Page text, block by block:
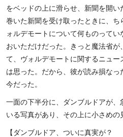
をベッドの上に滑らせ、新聞を開
巻いた新聞を受け取ったときに、
ォルデモートについて何ものって
おいただけだった。きっと魔法省
て、ヴォルデモートに関するニュ
は思った。だから、彼が読み損な
今だった。
一面の下半分に、ダンブルドアが
いる写真があり、その上に小さめの
【ダンブルドア、ついに真実が？